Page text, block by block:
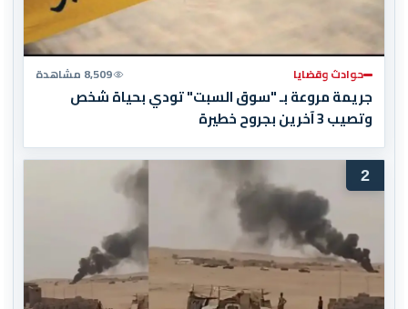
حوادث وقضايا 8,509 مشاهدة
جريمة مروعة بـ "سوق السبت" تودي بحياة شخص
وتصيب 3 آخرين بجروح خطيرة
2